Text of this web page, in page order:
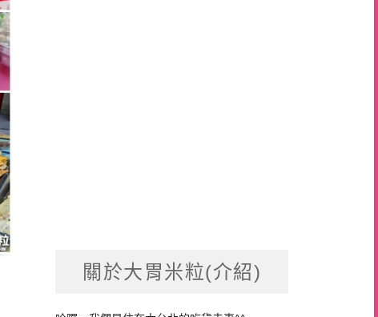
關於大胃米粒(介紹)